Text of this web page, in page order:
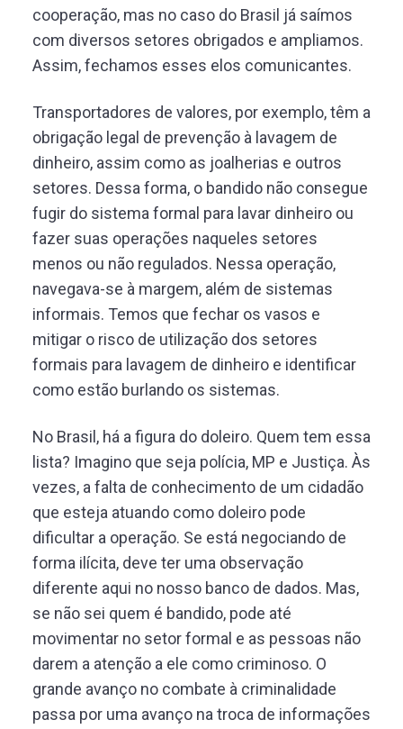
cooperação, mas no caso do Brasil já saímos
com diversos setores obrigados e ampliamos.
Assim, fechamos esses elos comunicantes.
Transportadores de valores, por exemplo, têm a
obrigação legal de prevenção à lavagem de
dinheiro, assim como as joalherias e outros
setores. Dessa forma, o bandido não consegue
fugir do sistema formal para lavar dinheiro ou
fazer suas operações naqueles setores
menos ou não regulados. Nessa operação,
navegava-se à margem, além de sistemas
informais. Temos que fechar os vasos e
mitigar o risco de utilização dos setores
formais para lavagem de dinheiro e identificar
como estão burlando os sistemas.
No Brasil, há a figura do doleiro. Quem tem essa
lista? Imagino que seja polícia, MP e Justiça. Às
vezes, a falta de conhecimento de um cidadão
que esteja atuando como doleiro pode
dificultar a operação. Se está negociando de
forma ilícita, deve ter uma observação
diferente aqui no nosso banco de dados. Mas,
se não sei quem é bandido, pode até
movimentar no setor formal e as pessoas não
darem a atenção a ele como criminoso. O
grande avanço no combate à criminalidade
passa por uma avanço na troca de informações